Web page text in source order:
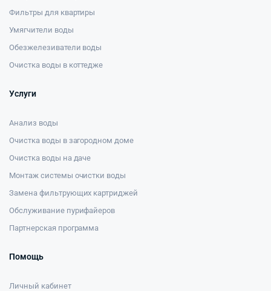
Фильтры для квартиры
Умягчители воды
Обезжелезиватели воды
Очистка воды в коттедже
Услуги
Анализ воды
Очистка воды в загородном доме
Очистка воды на даче
Монтаж системы очистки воды
Замена фильтрующих картриджей
Обслуживание пурифайеров
Партнерская программа
Помощь
Личный кабинет